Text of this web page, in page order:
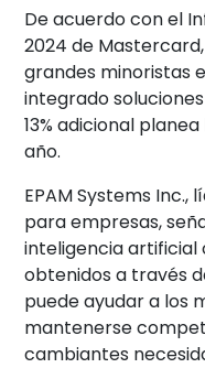
De acuerdo con el
2024 de
grandes minoristas
integrado
13% adicional
año.
EPAM Systems Inc.,
para empresas,
inteligencia artificial
obtenidos a través
puede ayudar a los
mantenerse
cambiantes